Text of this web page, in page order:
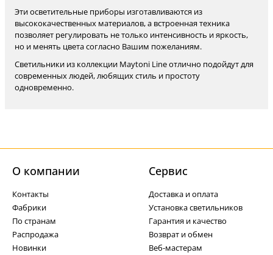
Эти осветительные приборы изготавливаются из
высококачественных материалов, а встроенная техника
позволяет регулировать не только интенсивность и яркость,
но и менять цвета согласно Вашим пожеланиям.
Светильники из коллекции Maytoni Line отлично подойдут для
современных людей, любящих стиль и простоту
одновременно.
О компании
Контакты
Фабрики
По странам
Распродажа
Новинки
Cервис
Доставка и оплата
Установка светильников
Гарантия и качество
Возврат и обмен
Веб-мастерам